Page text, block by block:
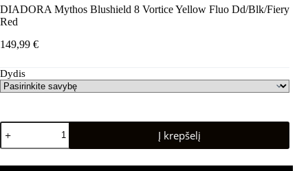
DIADORA Mythos Blushield 8 Vortice Yellow Fluo Dd/Blk/Fiery
Red
149,99 €
Dydis
produkto
kiekis:
DIADORA
Į krepšelį